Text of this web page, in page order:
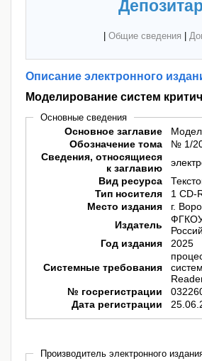
Общие сведения
Описание электронного
Моделирование систем
Основные сведения
Основное заглавие
Обозначение тома
№ 1/
Сведения, относящиеся
к заглавию
Вид ресурса
Тип носителя
1 CD-
Место издания
г.
Издатель
ФГКОУ
Год издания
2025
Системные требования
№ госрегистрации
Дата регистрации
Производитель электронного